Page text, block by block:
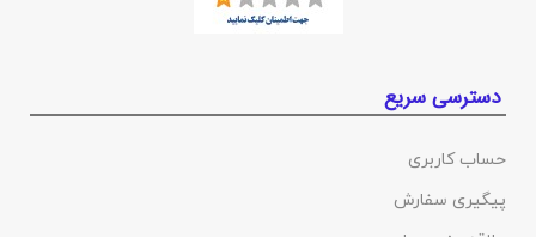
دسترسی سریع
حساب کاربری
پیگیری سفارش